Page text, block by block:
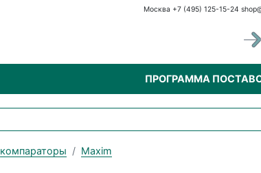
Москва +7 (495) 125-15-24
ПРОГРАММА
компараторы Maxim